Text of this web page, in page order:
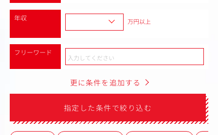
年収 万円以上
フリーワード
更に条件を追加する
指定した条件で絞り込む